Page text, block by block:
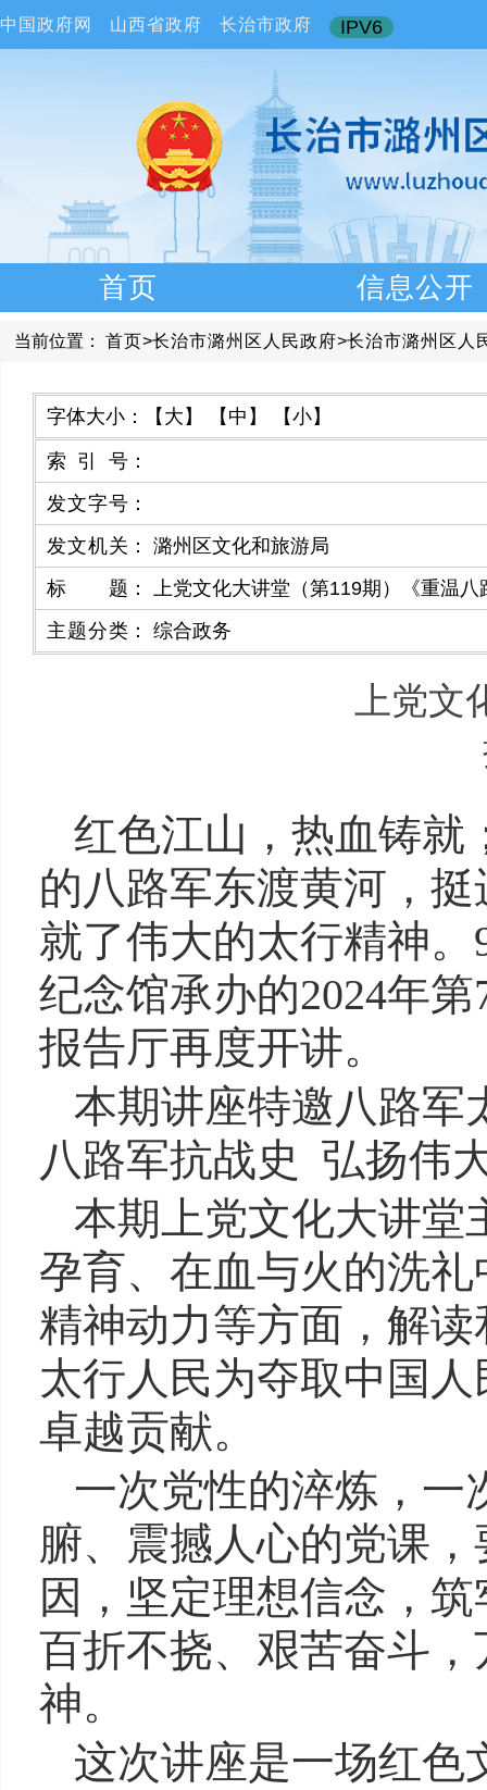
中国政府网 山西省政府 长治市政府 IPV6
首页 信息公开
当前位置： 首页>长治市潞州区人民政府>长治市潞州区人
字体大小： 【大】 【中】 【小】
索引号 ：
发文字号 ：
发文机关 ：
潞州区文化和旅游局
标题 ：
上党文化大讲堂（第119期）《重温
主题分类 ： 综合政务
上党
红色江山，热血铸就
的八路军东渡黄河，
就了伟大的太行精神
纪念馆承办的2024年
报告厅再度开讲。
本期讲座特邀八路
八路军抗战史 弘扬伟
本期上党文化大讲堂
孕育、在血与火的洗
精神动力等方面，解
太行人民为夺取中国
卓越贡献。
一次党性的淬炼，一
腑、震撼人心的党课
因，坚定理想信念，
百折不挠、艰苦奋斗
神。
这次讲座是一场红色